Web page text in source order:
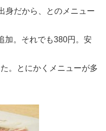
身だから、とのメニュー
加。それでも380円。安
。とにかくメニューが多